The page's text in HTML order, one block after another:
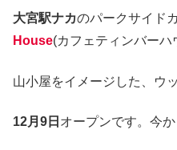
大宮駅ナカのパークサイド
House(カフェティンバーハ
山小屋をイメージした、ウ
12月9日 オープンです。今